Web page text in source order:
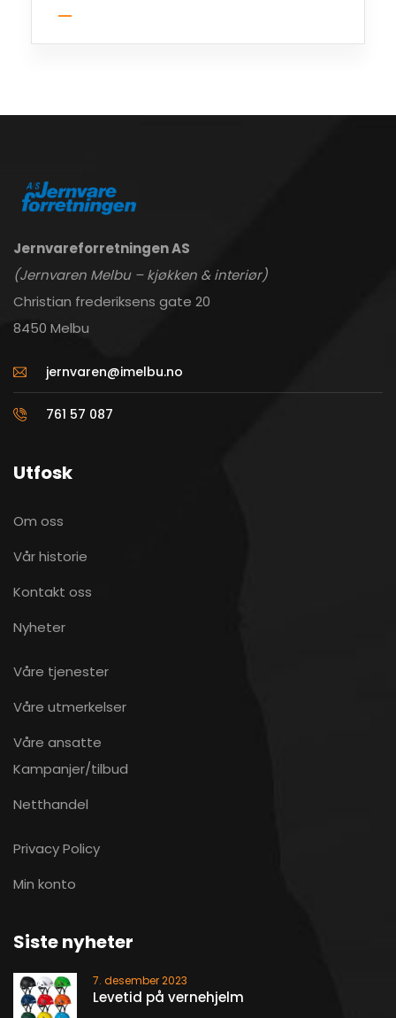
Jernvareforretningen AS
(Jernvaren Melbu – kjøkken & interiør)
Christian frederiksens gate 20
8450 Melbu
jernvaren@imelbu.no
761 57 087
Utfosk
Om oss
Vår historie
Kontakt oss
Nyheter
Våre tjenester
Våre utmerkelser
Våre ansatte
Kampanjer/tilbud
Netthandel
Privacy Policy
Min konto
Siste nyheter
7. desember 2023
Levetid på vernehjelm